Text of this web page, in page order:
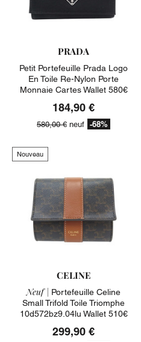
PRADA
Petit Portefeuille Prada Logo
En Toile Re-Nylon Porte
Monnaie Cartes Wallet 580€
184,90 €
580,00 € neuf -68%
Nouveau
CELINE
Neuf | Portefeuille Celine
Small Trifold Toile Triomphe
10d572bz9.04lu Wallet 510€
299,90 €